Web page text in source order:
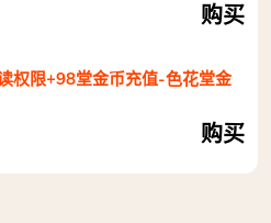
购买
权限+98堂金币充值-色花堂金
购买